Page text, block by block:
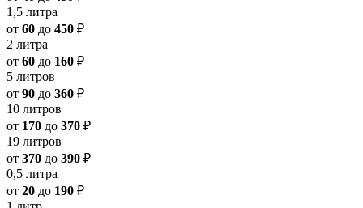
1,5 литра
от 60 до 450 ₽
2 литра
от 60 до 160 ₽
5 литров
от 90 до 360 ₽
10 литров
от 170 до 370 ₽
19 литров
от 370 до 390 ₽
0,5 литра
от 20 до 190 ₽